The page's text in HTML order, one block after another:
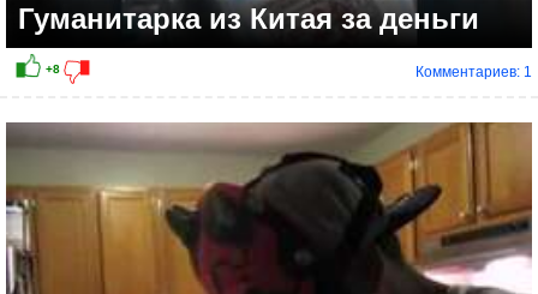
Гуманитарка из Китая за деньги
Комментариев: 1